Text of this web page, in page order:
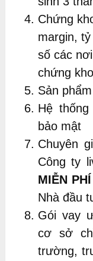
Chứng
margin,
số các
chứng
Sản
Hệ
bảo mật
Chuyên
Công ty
MIỄN PHÍ
Nhà đầu
Gói vay
cơ sở
trường,